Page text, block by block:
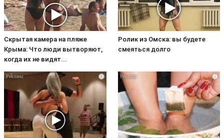
Скрытая камера на пляже
Крыма: Что люди вытворяют,
когда их не видят...
Ролик из Омска: вы будете
смеяться долго
i i